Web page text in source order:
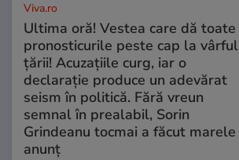
Viva.ro
Ultima oră! Vestea care dă toate
pronosticurile peste cap la vârful
țării! Acuzațiile curg, iar o
declarație produce un adevărat
seism în politică. Fără vreun
semnal în prealabil, Sorin
Grindeanu tocmai a făcut marele
anunț